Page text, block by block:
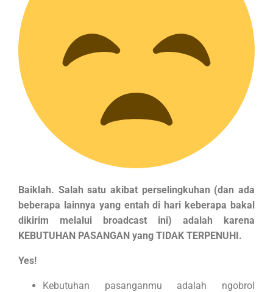
Baiklah. Salah satu akibat perselingkuhan (dan ada
beberapa lainnya yang entah di hari keberapa bakal
dikirim melalui broadcast ini) adalah karena
KEBUTUHAN PASANGAN yang TIDAK TERPENUHI.
Yes!
Kebutuhan pasanganmu adalah ngobrol